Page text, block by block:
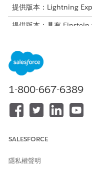
提供版本：Lightning
提供版本：具有
Edition
在提示詞產生器中建立與
提示範本:
1-800-667-6389
SALESFORCE
隱私權聲明